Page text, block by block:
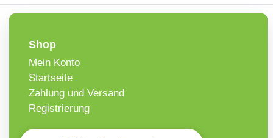
Shop
Mein Konto
Startseite
Zahlung und Versand
Registrierung